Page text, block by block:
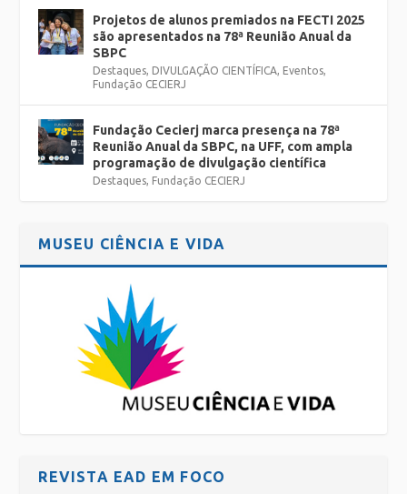
Projetos de alunos premiados na FECTI 2025
são apresentados na 78ª Reunião Anual da
SBPC
Destaques, DIVULGAÇÃO CIENTÍFICA, Eventos,
Fundação CECIERJ
Fundação Cecierj marca presença na 78ª
Reunião Anual da SBPC, na UFF, com ampla
programação de divulgação científica
Destaques, Fundação CECIERJ
MUSEU CIÊNCIA E VIDA
REVISTA EAD EM FOCO